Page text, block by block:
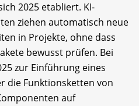
2025 etabliert. KI-
ziehen automatisch neue
in Projekte, ohne dass
bewusst prüfen. Bei
zur Einführung eines
die Funktionsketten von
auf